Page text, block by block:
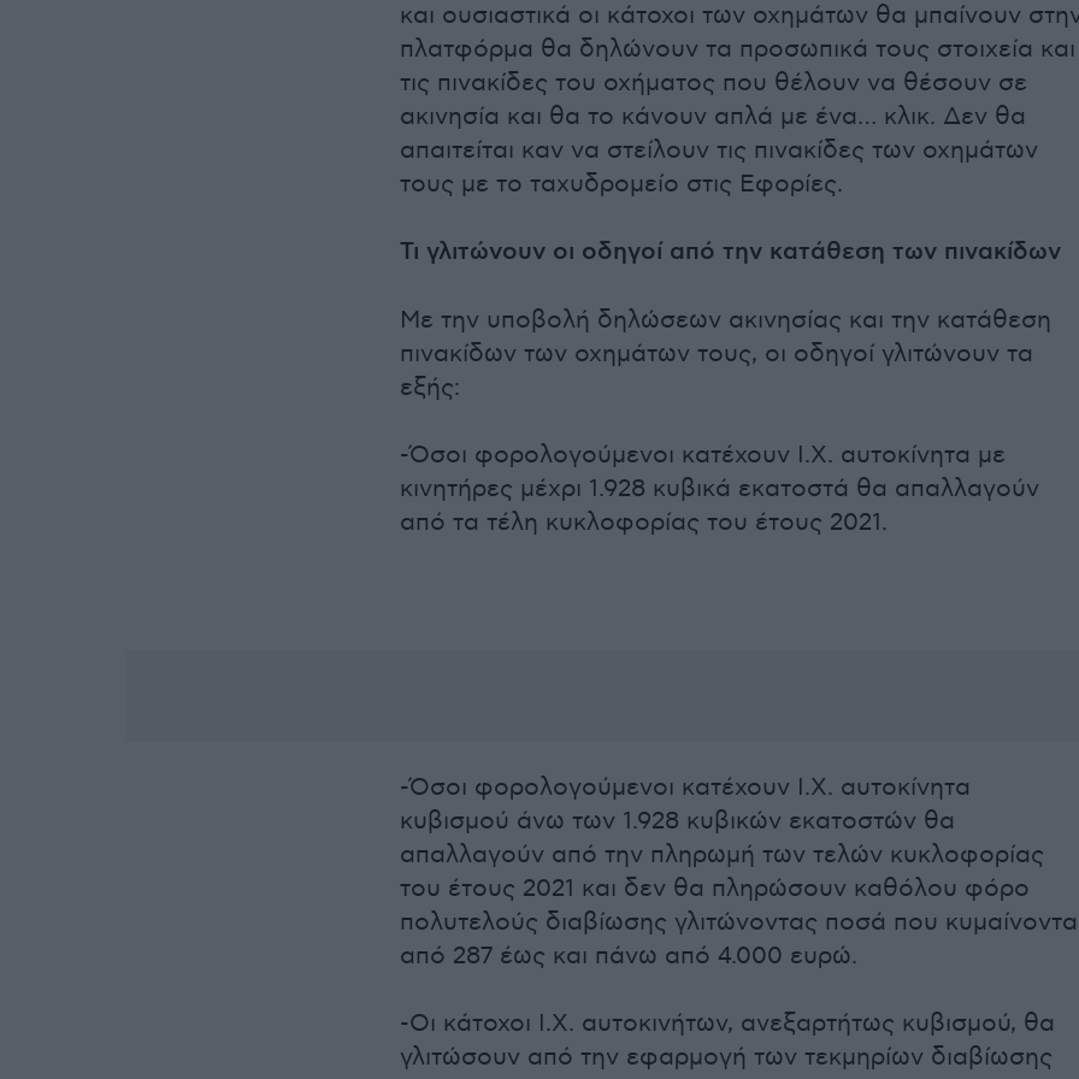
και ουσιαστικά οι κάτοχοι των οχημάτων θα μπαίνουν
πλατφόρμα θα δηλώνουν τα προσωπικά τους στοιχεία και
τις πινακίδες του οχήματος που θέλουν να θέσουν σε
ακινησία και θα το κάνουν απλά με ένα… κλικ. Δεν θα
απαιτείται καν να στείλουν τις πινακίδες των οχημάτων
τους με το ταχυδρομείο στις Εφορίες.
Τι γλιτώνουν οι οδηγοί από την κατάθεση των πινακίδων
Με την υποβολή δηλώσεων ακινησίας και την κατάθεση
πινακίδων των οχημάτων τους, οι οδηγοί γλιτώνουν τα
εξής:
-Όσοι φορολογούμενοι κατέχουν Ι.Χ. αυτοκίνητα με
κινητήρες μέχρι 1.928 κυβικά εκατοστά θα απαλλαγούν
από τα τέλη κυκλοφορίας του έτους 2021.
-Όσοι φορολογούμενοι κατέχουν Ι.Χ. αυτοκίνητα
κυβισμού άνω των 1.928 κυβικών εκατοστών θα
απαλλαγούν από την πληρωμή των τελών κυκλοφορίας
του έτους 2021 και δεν θα πληρώσουν καθόλου φόρο
πολυτελούς διαβίωσης γλιτώνοντας ποσά που
από 287 έως και πάνω από 4.000 ευρώ.
-Οι κάτοχοι Ι.Χ. αυτοκινήτων, ανεξαρτήτως κυβισμού, θα
γλιτώσουν από την εφαρμογή των τεκμηρίων διαβίωσης